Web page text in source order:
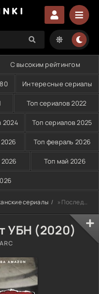
С высоким рейтингом
Интересные сериалы
Топ сериалов 2022
2024 Топ сериалов 2025
Топ февраль 2026
Топ май 2026
сериалы » Последний агент УБН (2020)
УБН (2020)